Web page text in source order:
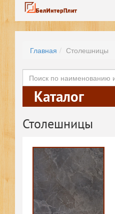
Главная Столешницы
Каталог
Столешницы